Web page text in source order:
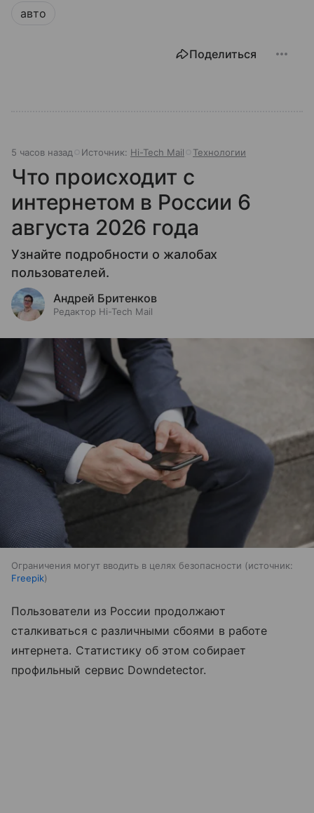
авто
Поделиться
5 часов назад Источник: Hi-Tech Mail Технологии
Что происходит с
интернетом в России 6
августа 2026 года
Узнайте подробности о жалобах
пользователей.
Андрей Бритенков
Редактор Hi-Tech Mail
Ограничения могут вводить в целях безопасности
источник:
Freepik
Пользователи из России продолжают
сталкиваться с различными сбоями в работе
интернета. Статистику об этом собирает
профильный сервис Downdetector.